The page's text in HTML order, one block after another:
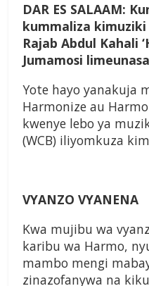
DAR ES SALAAM:
kummaliza kimuziki
Rajab Abdul Kahali
Jumamosi
Yote hayo yanakuja
Harmonize au
kwenye lebo ya
(WCB) iliyomkuza
VYANZO VYANENA
Kwa mujibu wa
karibu wa Harmo,
mambo mengi
zinazofanywa na